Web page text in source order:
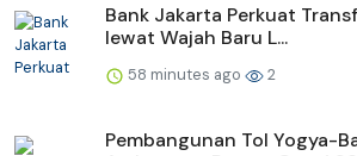
Bank Jakarta Perkuat
lewat Wajah Baru L...
58 minutes ago 2
Pembangunan Tol Yogya-